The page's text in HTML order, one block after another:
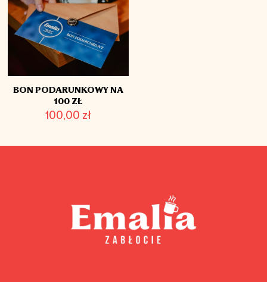
BON PODARUNKOWY NA
100 ZŁ
100,00 zł